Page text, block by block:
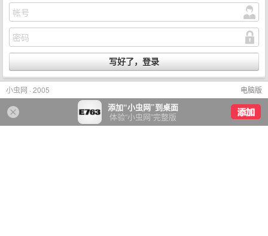
电脑版
小虫网 · 2005
添加“小虫网”到桌面
体验“小虫网”完整版